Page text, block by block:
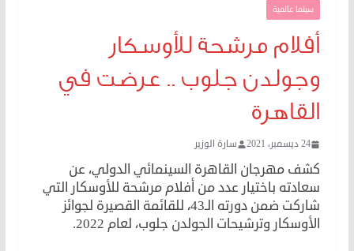
سينما عالمية
أفلام مرشحة للأوسكار
وجولدن جلوب .. عرضت في
القاهرة
24 ديسمبر، 2021 سارة الوزير
كشف مهرجان القاهرة السينمائي الدولي، عن
سعادته باختيار عدد من أفلام مرشحة للأوسكار التي
شاركت ضمن دورته الـ43، للقائمة القصيرة لجوائز
الأوسكار وترشيحات الجولدن جلوب، لعام 2022.